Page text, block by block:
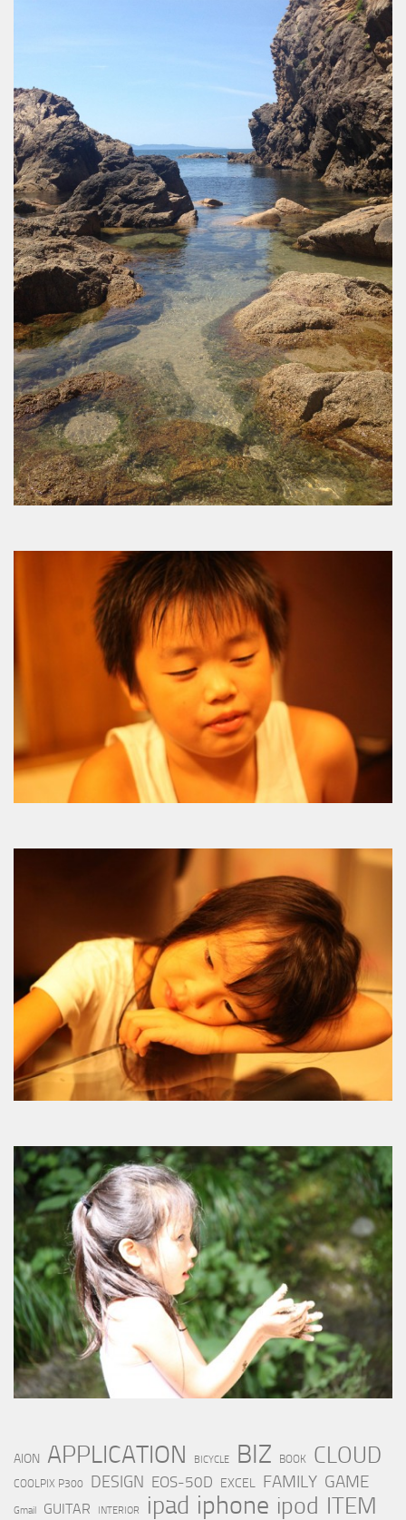
AION APPLICATION BICYCLE BIZ BOOK CLOUD
COOLPIX P300 DESIGN EOS-50D EXCEL FAMILY GAME
Gmail GUITAR INTERIOR ipad iphone ipod ITEM